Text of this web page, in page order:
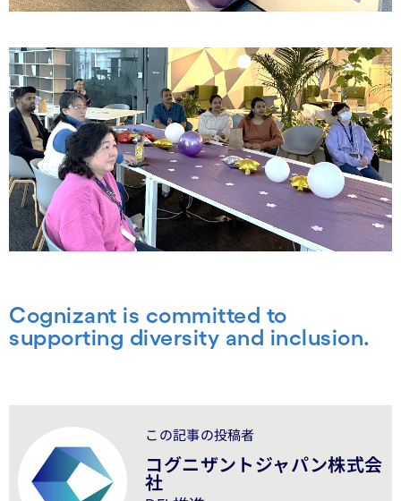
Cognizant is committed to
supporting diversity and inclusion.
この記事の投稿者
コグニザントジャパン株式会
社